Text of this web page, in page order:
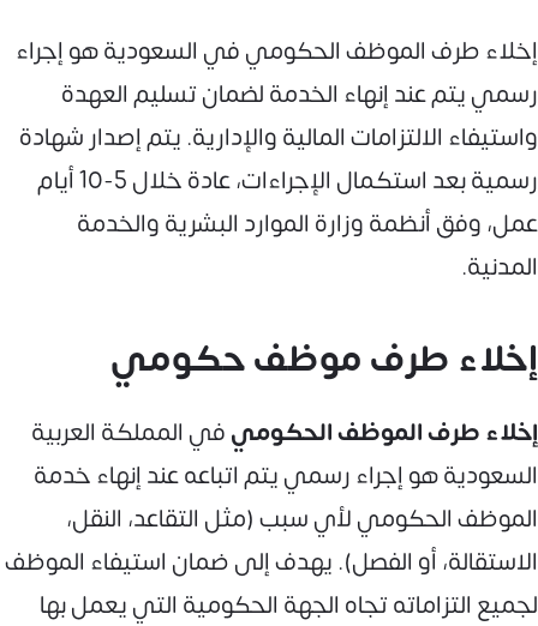
إخلاء طرف الموظف الحكومي في السعودية هو إجراء
رسمي يتم عند إنهاء الخدمة لضمان تسليم العهدة
واستيفاء الالتزامات المالية والإدارية. يتم إصدار شهادة
رسمية بعد استكمال الإجراءات، عادة خلال 5-10 أيام
عمل، وفق أنظمة وزارة الموارد البشرية والخدمة
المدنية.
إخلاء طرف موظف حكومي
إخلاء طرف الموظف الحكوميفي المملكة العربية
السعودية هو إجراء رسمي يتم اتباعه عند إنهاء خدمة
الموظف الحكومي لأي سبب (مثل التقاعد، النقل،
الاستقالة، أو الفصل). يهدف إلى ضمان استيفاء الموظف
لجميع التزاماته تجاه الجهة الحكومية التي يعمل بها